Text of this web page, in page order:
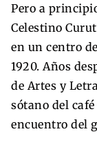
Pero a
Celestino
en un centro
1920. Años
de Artes y
sótano del
encuentro del